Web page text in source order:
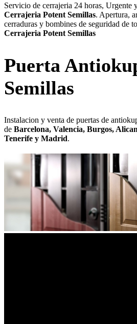
Servicio de cerrajeria 24 horas, Urgente
Cerrajeria Potent Semillas. Apertura,
cerraduras y bombines de seguridad de
Cerrajeria Potent Semillas
Puerta
Semillas
Instalacion y venta de puertas de
de Barcelona, Valencia, Burgos,
Tenerife y Madrid.